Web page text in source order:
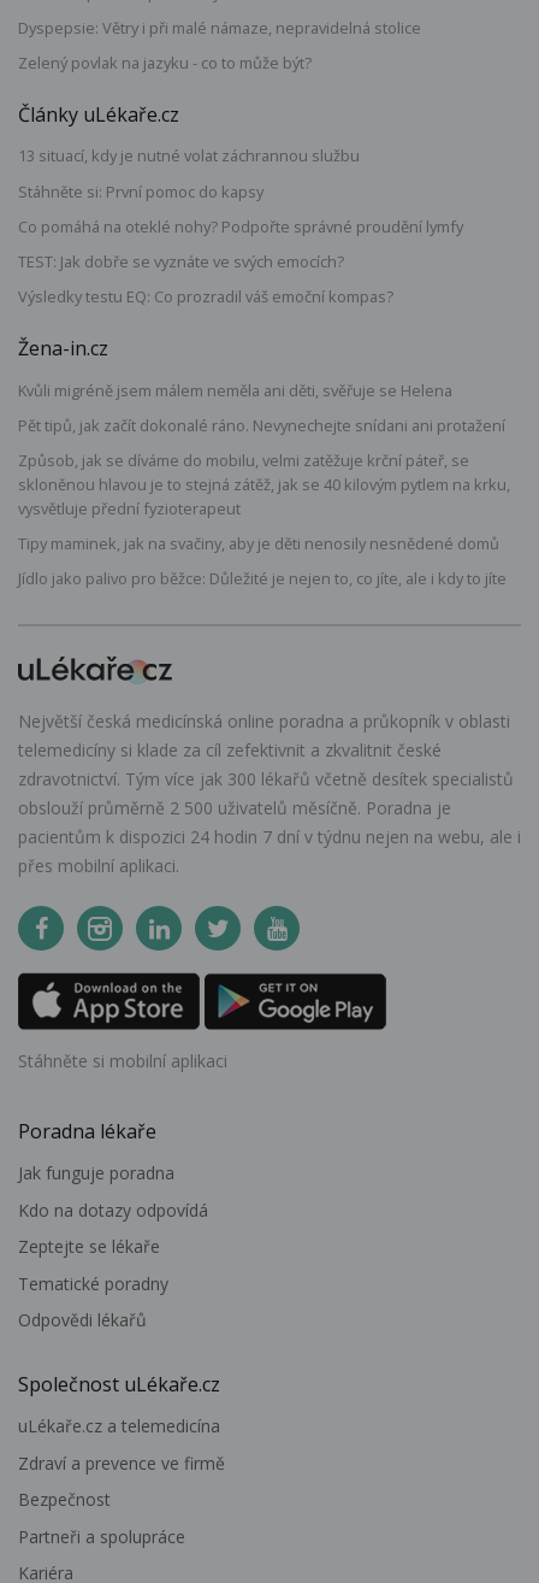
Dyspepsie: Větry i při malé námaze, nepravidelná stolice
Zelený povlak na jazyku - co to může být?
Články uLékaře.cz
13 situací, kdy je nutné volat záchrannou službu
Stáhněte si: První pomoc do kapsy
Co pomáhá na oteklé nohy? Podpořte správné proudění lymfy
TEST: Jak dobře se vyznáte ve svých emocích?
Výsledky testu EQ: Co prozradil váš emoční kompas?
Žena-in.cz
Kvůli migréně jsem málem neměla ani děti, svěřuje se Helena
Pět tipů, jak začít dokonalé ráno. Nevynechejte snídani ani protažení
Způsob, jak se díváme do mobilu, velmi zatěžuje krční páteř, se
skloněnou hlavou je to stejná zátěž, jak se 40 kilovým pytlem na krku,
vysvětluje přední fyzioterapeut
Tipy maminek, jak na svačiny, aby je děti nenosily nesnědené domů
Jídlo jako palivo pro běžce: Důležité je nejen to, co jíte, ale i kdy to jíte
Největší česká medicínská online poradna a průkopník v oblasti
telemedicíny si klade za cíl zefektivnit a zkvalitnit české
zdravotnictví. Tým více jak 300 lékařů včetně desítek specialistů
obslouží průměrně 2 500 uživatelů měsíčně. Poradna je
pacientům k dispozici 24 hodin 7 dní v týdnu nejen na webu, ale i
přes mobilní aplikaci.
Stáhněte si mobilní aplikaci
Poradna lékaře
Jak funguje poradna
Kdo na dotazy odpovídá
Zeptejte se lékaře
Tematické poradny
Odpovědi lékařů
Společnost uLékaře.cz
uLékaře.cz a telemedicína
Zdraví a prevence ve firmě
Bezpečnost
Partneři a spolupráce
Kariéra